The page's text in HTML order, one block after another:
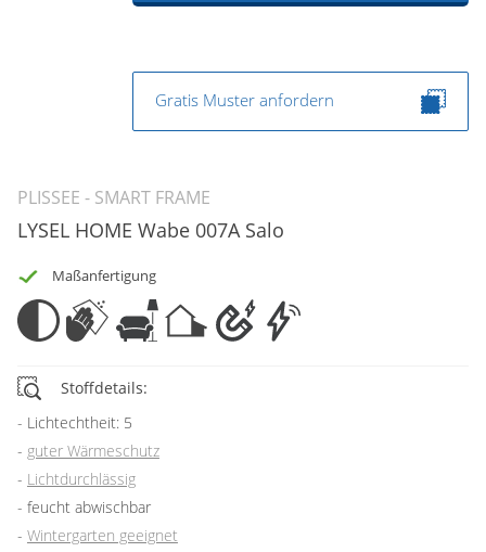
PLISSEE - SMART FRAME
LYSEL HOME Wabe 007A Salo
Maßanfertigung
Stoffdetails:
Lichtechtheit: 5
guter Wärmeschutz
Lichtdurchlässig
feucht abwischbar
Wintergarten geeignet
Gratis Muster anfordern